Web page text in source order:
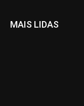
MAIS LIDAS